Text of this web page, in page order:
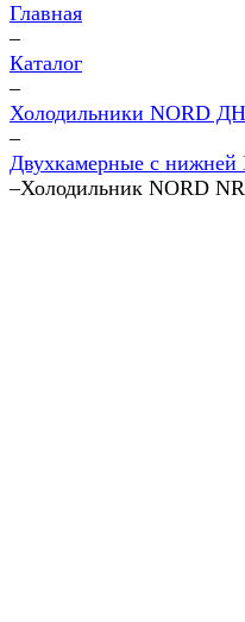
Главная
–
Каталог
–
Холодильники NORD
–
Двухкамерные с
–Холодильник NORD